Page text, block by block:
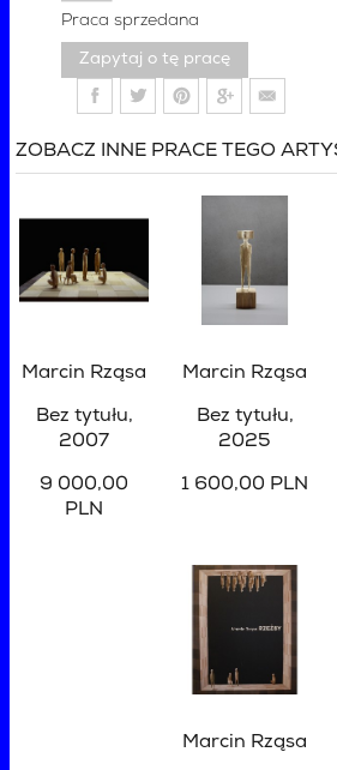
Praca sprzedana
Zapytaj o tę pracę
ZOBACZ INNE PRACE TEGO
Marcin Rząsa
Bez tytułu,
2007
9 000,00
PLN
Marcin Rząsa
Bez tytułu,
2025
1 600,00 PLN
Marcin Rząsa